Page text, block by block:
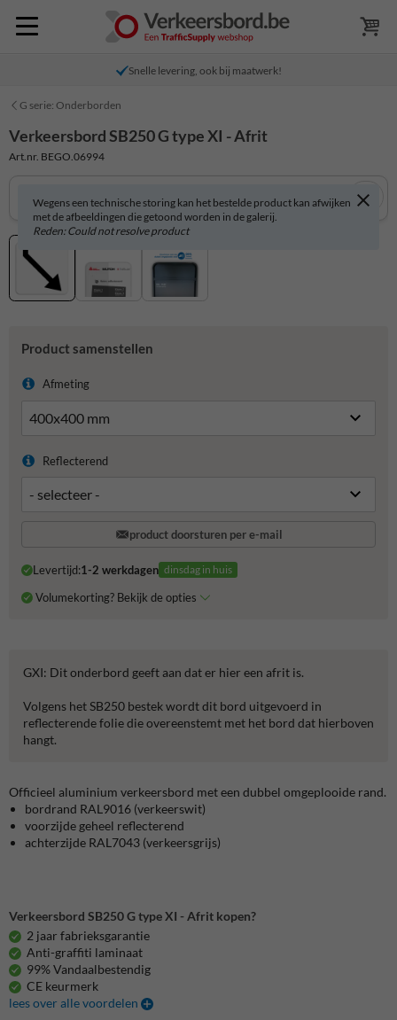
Snelle levering, ook bij maatwerk!
G serie: Onderborden
Verkeersbord SB250 G type XI - Afrit
Art.nr. BEGO.06994
Wegens een technische storing kan het bestelde product kan afwijken
met de afbeeldingen die getoond worden in de galerij.
Reden: Could not resolve product
Product samenstellen
Afmeting
Reflecterend
product doorsturen per e-mail
Levertijd:1-2 werkdagen dinsdag in huis
Volumekorting? Bekijk de opties
GXI: Dit onderbord geeft aan dat er hier een afrit is.
Volgens het SB250 bestek wordt dit bord uitgevoerd in
reflecterende folie die overeenstemt met het bord dat hierboven
hangt.
Officieel aluminium verkeersbord met een dubbel omgeplooide rand.
bordrand RAL9016 (verkeerswit)
voorzijde geheel reflecterend
achterzijde RAL7043 (verkeersgrijs)
Verkeersbord SB250 G type XI - Afrit kopen?
2 jaar fabrieksgarantie
Anti-graffiti laminaat
99% Vandaalbestendig
CE keurmerk
lees over alle voordelen